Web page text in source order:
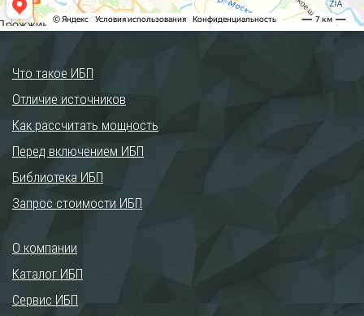
Что такое ИБП
Отличие источников
Как рассчитать мощность
Перед включением ИБП
Библиотека ИБП
Запрос стоимости ИБП
О компании
Каталог ИБП
Сервис ИБП